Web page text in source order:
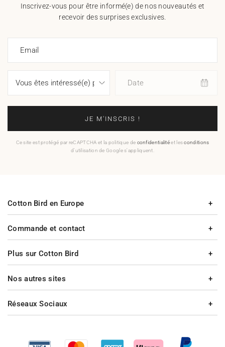
Inscrivez-vous pour être informé(e) de nos nouveautés et
recevoir des surprises exclusives.
Email
Date
JE M'INSCRIS !
Ce site est protégé par reCAPTCHA et la politique de confidentialitéet lesconditions
d'utilisation de Google s'appliquent.
Commande et contact
Plus sur Cotton Bird
Cotton Bird en Europe
Nos autres sites
Réseaux Sociaux